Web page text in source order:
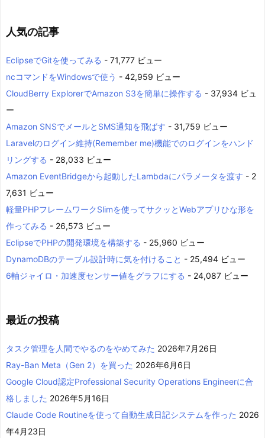
人気の記事
EclipseでGitを使ってみる - 71,777 ビュー
ncコマンドをWindowsで使う - 42,959 ビュー
CloudBerry ExplorerでAmazon S3を簡単に操作する - 37,934 ビュ
ー
Amazon SNSでメールとSMS通知を飛ばす - 31,759 ビュー
Laravelのログイン維持(Remember me)機能でのログインをハンド
リングする - 28,033 ビュー
Amazon EventBridgeから起動したLambdaにパラメータを渡す - 2
7,631 ビュー
軽量PHPフレームワークSlimを使ってサクッとWebアプリひな形を
作ってみる - 26,573 ビュー
EclipseでPHPの開発環境を構築する - 25,960 ビュー
DynamoDBのテーブル設計時に気を付けること - 25,494 ビュー
6軸ジャイロ・加速度センサー値をグラフにする - 24,087 ビュー
最近の投稿
タスク管理を人間でやるのをやめてみた 2026年7月26日
Ray-Ban Meta（Gen 2）を買った 2026年6月6日
Google Cloud認定Professional Security Operations Engineerに合
格しました 2026年5月16日
Claude Code Routineを使って自動生成日記システムを作った 2026
年4月23日